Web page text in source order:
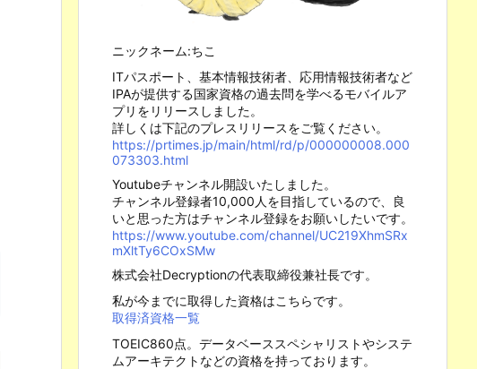
ニックネーム:ちこ
ITパスポート、基本情報技術者、応用情報技術者など
IPAが提供する国家資格の過去問を学べるモバイルア
プリをリリースしました。
詳しくは下記のプレスリリースをご覧ください。
https://prtimes.jp/main/html/rd/p/000000008.000
073303.html
Youtubeチャンネル開設いたしました。
チャンネル登録者10,000人を目指しているので、良
いと思った方はチャンネル登録をお願いしたいです。
https://www.youtube.com/channel/UC219XhmSRx
mXltTy6COxSMw
株式会社Decryptionの代表取締役兼社長です。
私が今までに取得した資格はこちらです。
取得済資格一覧
TOEIC860点。データベーススペシャリストやシステ
ムアーキテクトなどの資格を持っております。